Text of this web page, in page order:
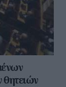
θητειών